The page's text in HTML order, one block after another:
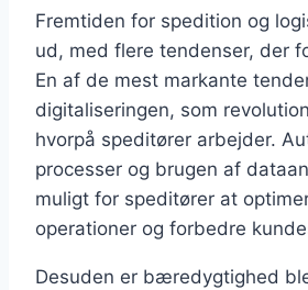
Fremtiden for spedition og
ud, med flere tendenser, der
En af de mest markante
digitaliseringen, som
hvorpå speditører arbejder.
processer og brugen af
muligt for speditører at
operationer og forbedre
Desuden er bæredygtighed